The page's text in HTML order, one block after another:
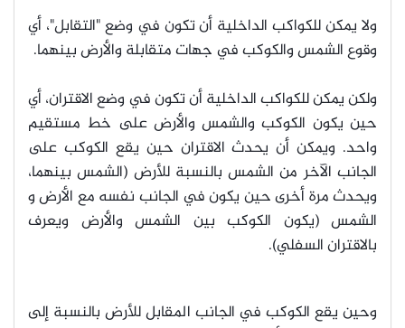
ولا يمكن للكواكب الداخلية أن تكون في وضع "التقابل"، أي
وقوع الشمس والكوكب في جهات متقابلة والأرض بينهما.
ولكن يمكن للكواكب الداخلية أن تكون في وضع الاقتران، أي
حين يكون الكوكب والشمس والأرض على خط مستقيم
واحد. ويمكن أن يحدث الاقتران حين يقع الكوكب على
الجانب الآخر من الشمس بالنسبة للأرض (الشمس بينهما،
ويحدث مرة أخرى حين يكون في الجانب نفسه مع الأرض و
الشمس (يكون الكوكب بين الشمس والأرض ويعرف
بالاقتران السفلي).
وحين يقع الكوكب في الجانب المقابل للأرض بالنسبة إلى